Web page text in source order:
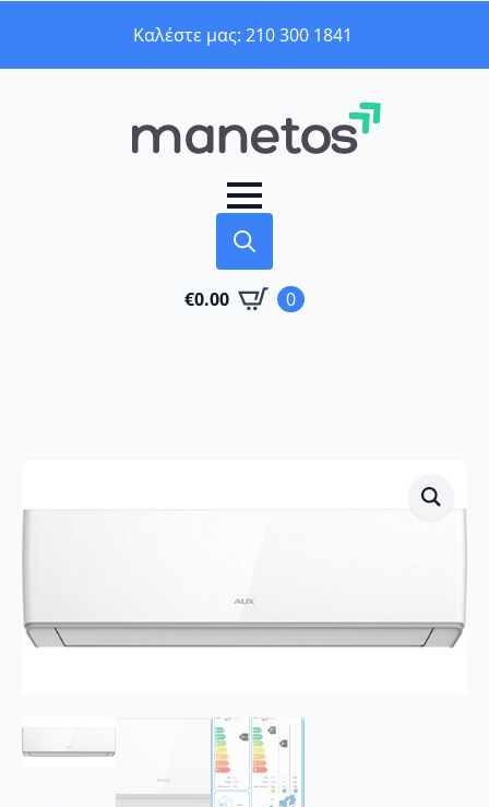
Καλέστε μας: 210 300 1841
for:
€0.00 0